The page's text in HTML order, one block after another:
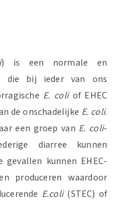
) is een normale en
die bij ieder van ons
E. coliof EHEC
de onschadelijke E. coli.
een groep van E. coli-
diarree kunnen
kunnen EHEC-
produceren waardoor
E.coli(STEC) of